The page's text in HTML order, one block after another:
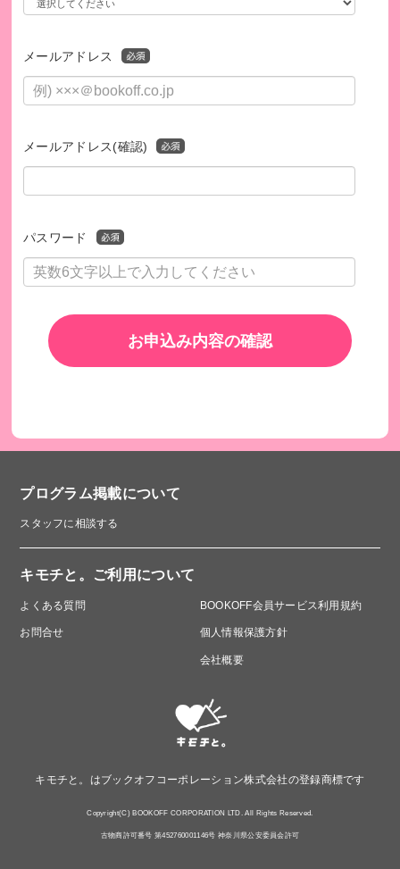
温かいご支援をお願いいたします
【発行書類について】
1000円以上のご寄付には寄付控除証明を兼ねた領収書を発行
いたします。領収書をご希望の場合は「氏名」「電話番号」
mainichi.co.jp）までご連絡ください。領収書のお届けはブッ
クオフコーポレーション株式会社からの入金を確認した後に
なるため、最短でも寄付の受付から2カ月程度かかります。領
認知症予防財団公式HP
このプログラムは、SDGsの取り組みを促進します。
メールアドレス
メールアドレス(確認)
パスワード
お申込み内容の確認
プログラム掲載について
スタッフに相談する
キモチと。ご利用について
よくある質問
お問合せ
BOOKOFF会員サービス利用規約
個人情報保護方針
会社概要
キモチと。はブックオフコーポレーション株式会社の登録商標です
Copyright(C) BOOKOFF CORPORATION LTD. All Rights Reserved.
古物商許可番号 第452760001146号 神奈川県公安委員会許可